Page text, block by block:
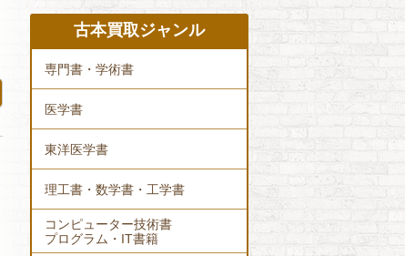
古本買取ジャンル
専門書・学術書
医学書
東洋医学書
理工書・数学書・工学書
コンピューター技術書
プログラム・IT書籍